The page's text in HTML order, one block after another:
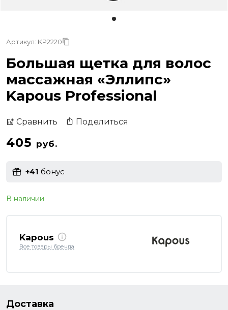
Артикул: KP2220
Большая щетка для волос
массажная «Эллипс»
Kapous Professional
Сравнить Поделиться
405 руб.
+41 бонус
В наличии
Kapous
Все товары бренда
Доставка